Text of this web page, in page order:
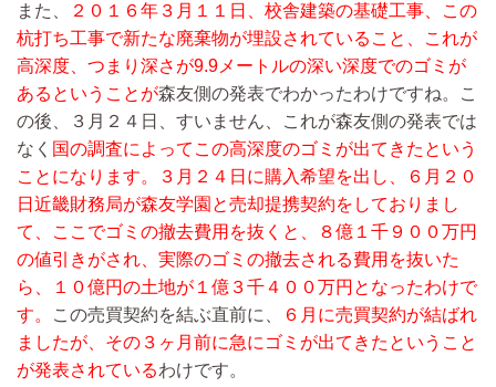
また、
２０１６年３月１１日、校舎建築の基礎工事、この
杭打ち工事で新たな廃棄物が埋設されていること、これが
高深度、つまり深さが9.9メートルの深い深度でのゴミが
あるということが森友側の発表でわかったわけですね。こ
の後、３月２４日、すいません、これが森友側の発表では
なく 国の調査によってこの高深度のゴミが出てきたという
ことになります。３月２４日に購入希望を出し、６月２０
日近畿財務局が森友学園と売却提携契約をしておりまし
て、ここでゴミの撤去費用を抜くと、８億１千９００万円
の値引きがされ、実際のゴミの撤去される費用を抜いた
ら、１０億円の土地が１億３千４００万円となったわけで
す。
この売買契約を結ぶ直前に、
６月に売買契約が結ばれ
ましたが、その３ヶ月前に急にゴミが出てきたということ
が発表されているわけです。